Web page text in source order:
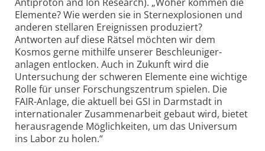
Elemente? Wie werden sie in Sternexplosionen und
anderen stellaren Ereignissen produziert?
Antworten auf diese Rätsel möchten wir dem
Kosmos gerne mithilfe unserer Beschleuniger­
anlagen entlocken. Auch in Zukunft wird die
Untersuchung der schweren Elemente eine wichtige
Rolle für unser Forschungs­zentrum spielen. Die
FAIR-Anlage, die aktuell bei GSI in Darmstadt in
internationaler Zusammen­arbeit gebaut wird, bietet
herausragende Möglichkeiten, um das Universum
ins Labor zu holen.“